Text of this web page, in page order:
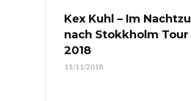
Kex Kuhl – Im
nach Stokkholm Tour
2018
11/11/2018